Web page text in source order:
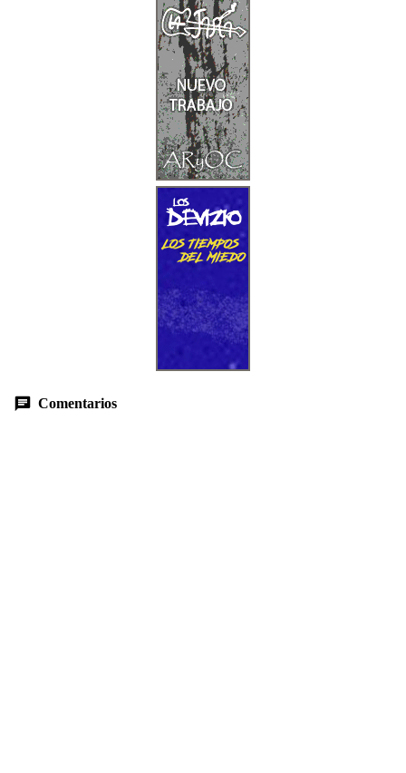
Comentarios